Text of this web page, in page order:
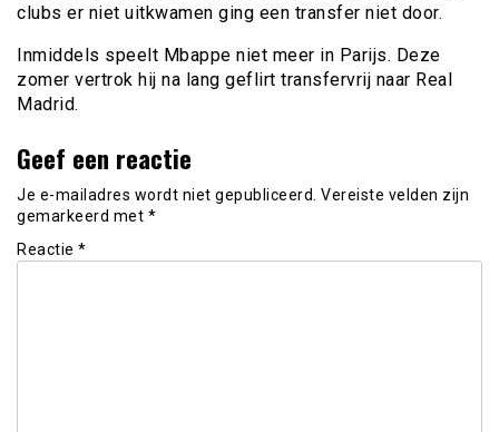
clubs er niet uitkwamen ging een transfer niet door.
Inmiddels speelt Mbappe niet meer in Parijs. Deze
zomer vertrok hij na lang geflirt transfervrij naar Real
Madrid.
Geef een reactie
Je e-mailadres wordt niet gepubliceerd. Vereiste velden zijn
gemarkeerd met *
Reactie *